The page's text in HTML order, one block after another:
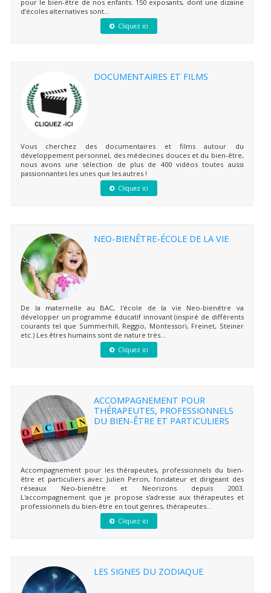
pour le bien-être de nos enfants. 150 exposants, dont une dizaine
d’écoles alternatives sont...
Cliquez ici
DOCUMENTAIRES ET FILMS
Vous cherchez des documentaires et films autour du
développement personnel, des médecines douces et du bien-être,
nous avons une sélection de plus de 400 vidéos toutes aussi
passionnantes les unes que les autres !
Cliquez ici
NEO-BIENÊTRE-ÉCOLE DE LA VIE
De la maternelle au BAC, l'école de la vie Neo-bienêtre va
développer un programme éducatif innovant (inspiré de différents
courants tel que Summerhill, Reggio, Montessori, Freinet, Steiner
etc.) Les êtres humains sont de nature très...
Cliquez ici
ACCOMPAGNEMENT POUR
THÉRAPEUTES, PROFESSIONNELS
DU BIEN-ÊTRE ET PARTICULIERS
Accompagnement pour les thérapeutes, professionnels du bien-
être et particuliers avec Julien Peron, fondateur et dirigeant des
réseaux Neo-bienêtre et Neorizons depuis 2003.
L'accompagnement que je propose s'adresse aux thérapeutes et
professionnels du bien-être en tout genres, thérapeutes...
Cliquez ici
LES SIGNES DU ZODIAQUE